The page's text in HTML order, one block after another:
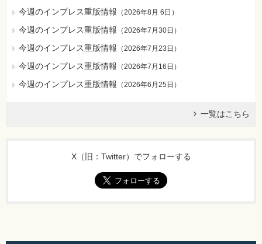
今週のインプレス重版情報 （2026年8月 6日 ）
今週のインプレス重版情報 （2026年7月30日 ）
今週のインプレス重版情報 （2026年7月23日 ）
今週のインプレス重版情報 （2026年7月16日 ）
今週のインプレス重版情報 （2026年6月25日 ）
一覧はこちら
X（旧：Twitter）でフォローする